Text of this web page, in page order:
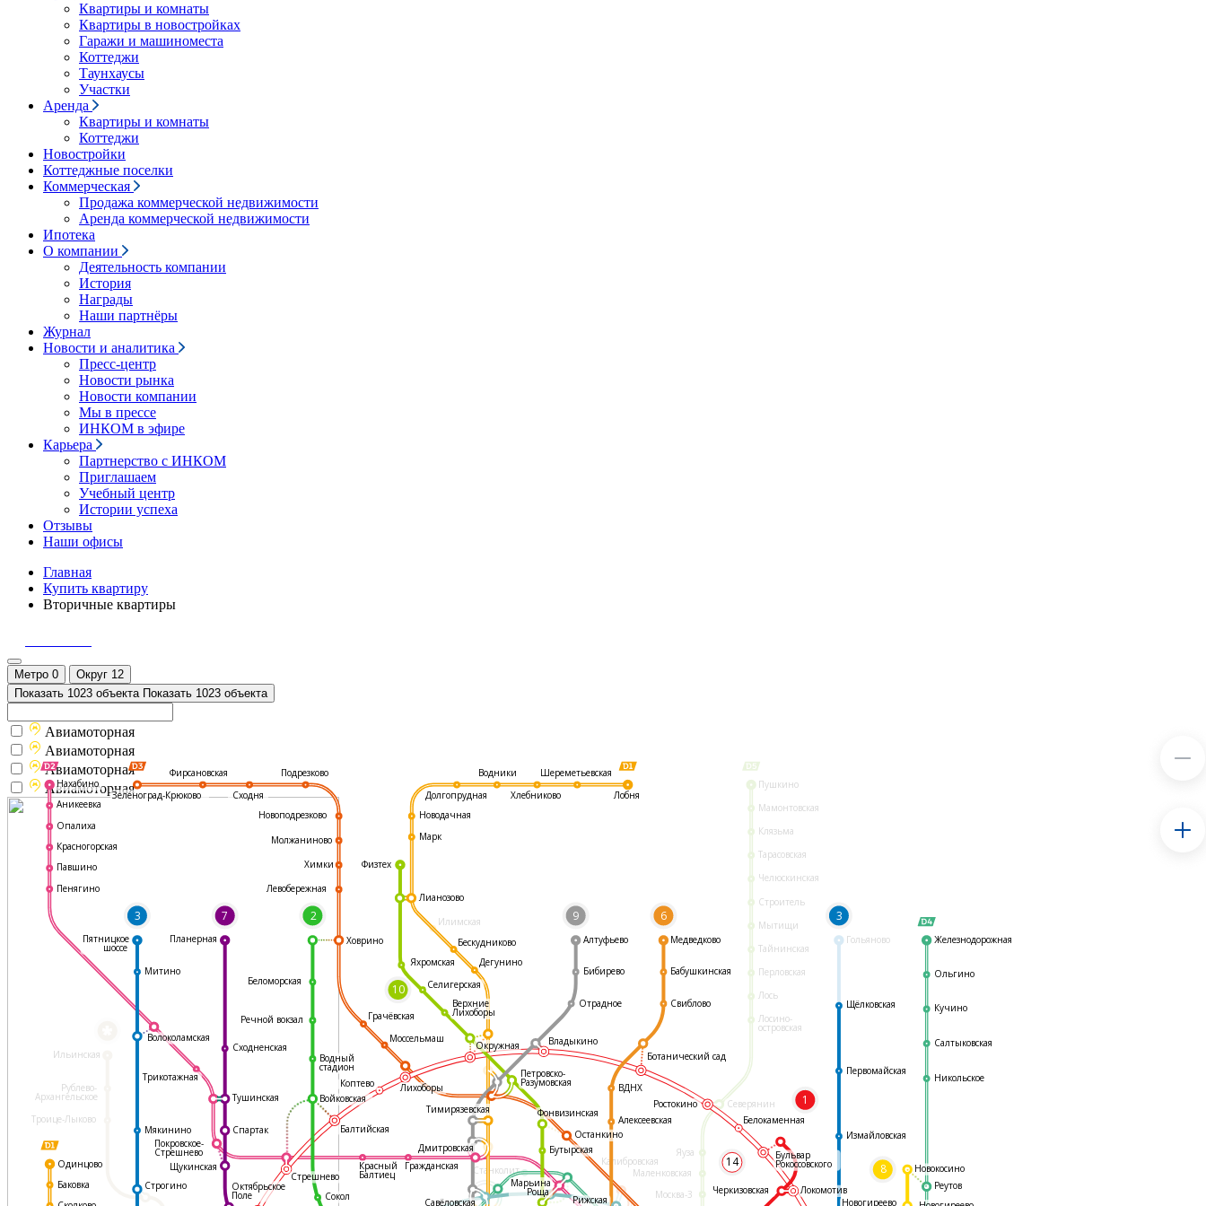
Квартиры и комнаты
Квартиры в новостройках
Гаражи и машиноместа
Коттеджи
Таунхаусы
Участки
Аренда
Квартиры и комнаты
Коттеджи
Новостройки
Коттеджные поселки
Коммерческая
Продажа коммерческой недвижимости
Аренда коммерческой недвижимости
Ипотека
О компании
Деятельность компании
История
Награды
Наши партнёры
Журнал
Новости и аналитика
Пресс-центр
Новости рынка
Новости компании
Мы в прессе
ИНКОМ в эфире
Карьера
Партнерство с ИНКОМ
Приглашаем
Учебный центр
Истории успеха
Отзывы
Наши офисы
Главная
Купить квартиру
Вторичные квартиры
Метро 0 Округ 12
Показать 1023 объекта Показать 1023 объекта
Илимская
Пушкино
Мамонтовская
Клязьма
Тарасовская
Челюскинская
Мытищи
Тайнинская
Перловская
Лось
Лосино-
островская
Северянин
Яуза
Маленковская
Москва-3
Строитель
Гольяново
Ильинская
Рублево-
Архангельское
Троице-Лыково
Калибровская
Станколит
3 3
7
14 8
2 9 6
10
1
Фирсановская
Сходня
Подрезково
Новоподрезково
Молжаниново
Химки
Левобережная
Ховрино
Грачёвская
Моссельмаш
Останкино
Железнодорожная
Ольгино
Кучино
Салтыковская
Никольское
Реутов
Бульвар
Рокоссовского
Локомотив
Измайловская
Первомайская
Щёлковская
Медведково
Бабушкинская
Свиблово
ВДНХ
Алексеевская
Рижская
Сокол
Красный
Балтиец
Гражданская
Дмитровская
Коптево Лихоборы
Балтийская
Войковская
Водный
стадион
Сходненская
Трикотажная
Волоколамская
Тушинская
Мякинино
Строгино
Митино
Нахабино
Аникеевка
Опалиха
Красногорская
Павшино
Пенягино
Одинцово
Баковка
Пятницкое
шоссе
Планерная
Спартак
Стрешнево
Щукинская
Октябрьское
Поле
Окружная
Дегунино
Бескудниково
Верхние
Лихоборы
Селигерская
Физтех
Яхромская
Марк
Лианозово
Новодачная
Речной вокзал
Беломорская
Долгопрудная
Водники
Хлебниково
Шереметьевская
Лобня
Тимирязевская
Марьина
Роща
Савёловская
Фонвизинская
Бутырская
Петровско-
Разумовская
Покровское-
Стрешнево
Бибирево
Отрадное
Владыкино
Ботанический сад
Алтуфьево
Белокаменная
Ростокино
Новогиреево
Новокосино
Черкизовская
Зеленоград-Крюково
Авиамоторная
Авиамоторная
Авиамоторная
Авиамоторная